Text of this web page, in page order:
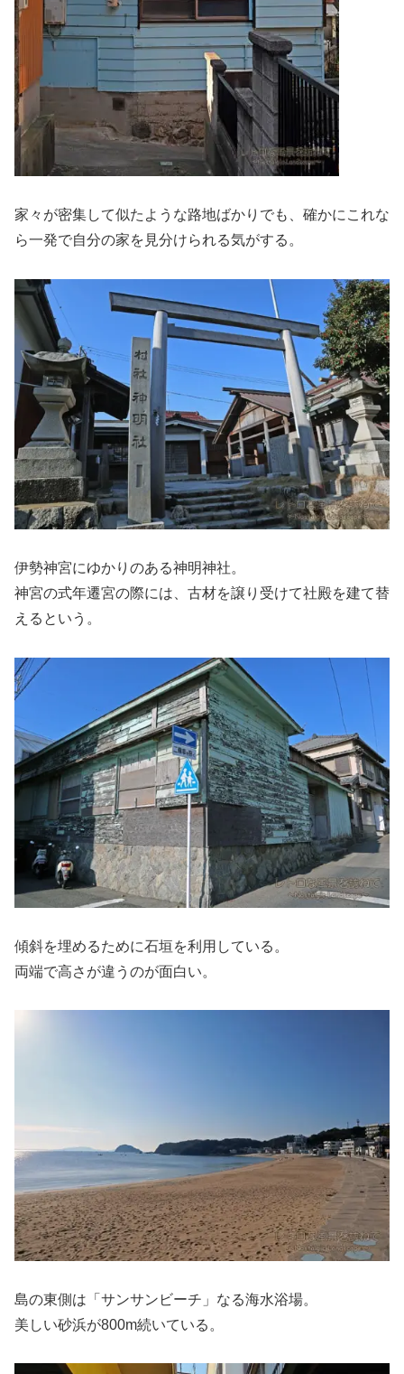
家々が密集して似たような路地ばかりでも、確かにこれな
ら一発で自分の家を見分けられる気がする。
伊勢神宮にゆかりのある神明神社。
神宮の式年遷宮の際には、古材を譲り受けて社殿を建て替
えるという。
傾斜を埋めるために石垣を利用している。
両端で高さが違うのが面白い。
島の東側は「サンサンビーチ」なる海水浴場。
美しい砂浜が800m続いている。